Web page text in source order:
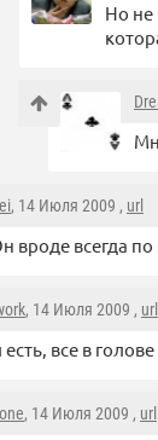
Но не
, 14 Июля 2009 , url
вроде всегда
, 14 Июля 2009 , url
есть, все в
, 14 Июля 2009 , url